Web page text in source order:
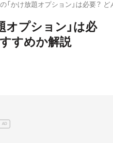
「かけ放題オプション」は必要？
オプション」は必
すめか解説